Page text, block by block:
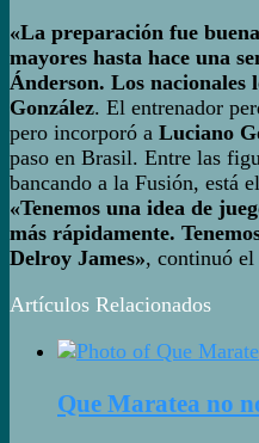
«La preparación fue
mayores hasta hace una
Ánderson. Los nacionales
González. El entrenador
pero incorporó a Luciano
paso en Brasil. Entre las
bancando a la Fusión, está
«Tenemos una idea de
más rápidamente.
Delroy James», continuó
Artículos Relacionados
Que Maratea no